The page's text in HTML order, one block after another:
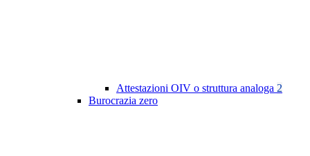
Attestazioni OIV o struttura analoga 2
Burocrazia zero